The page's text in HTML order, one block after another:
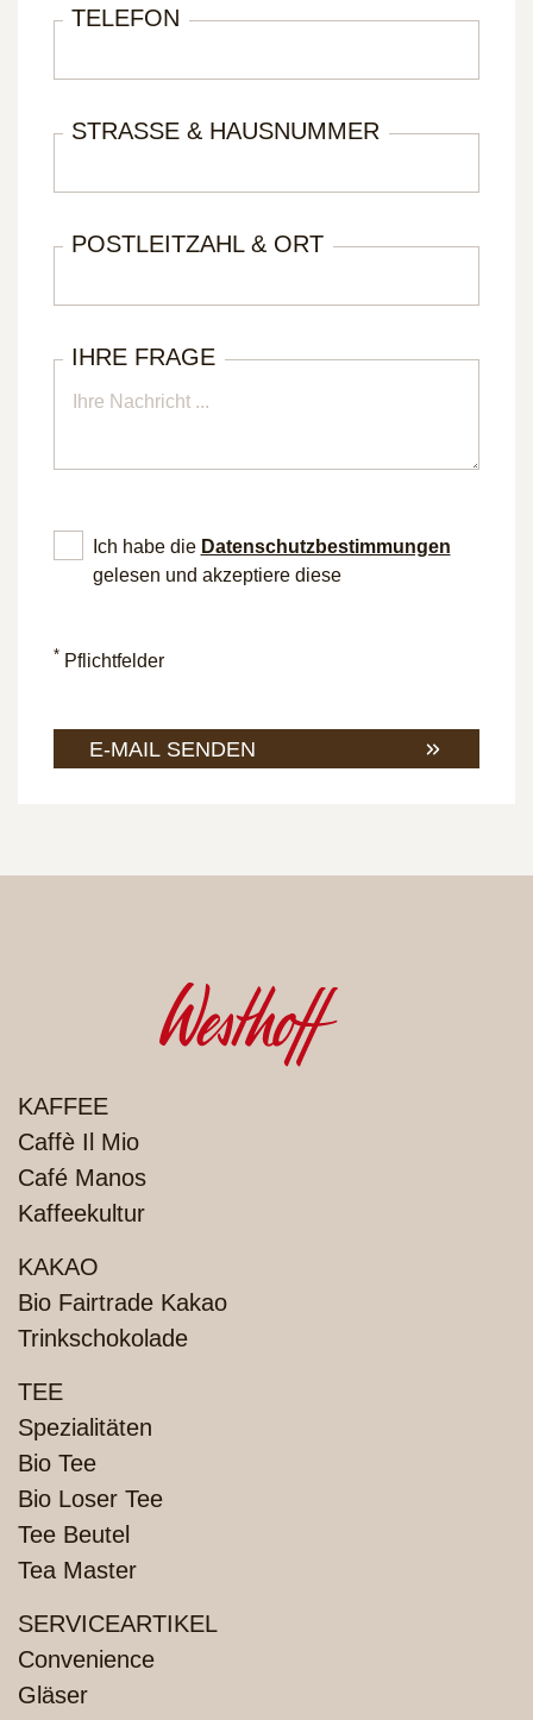
TELEFON
STRASSE & HAUSNUMMER
POSTLEITZAHL & ORT
IHRE FRAGE
Ich habe die Datenschutz­bestimmungen
gelesen und akzeptiere diese
* Pflichtfelder
E-MAIL SENDEN
PRODUKTE
KAFFEE
Caffè Il Mio
Café Manos
Kaffeekultur
KAKAO
Bio Fairtrade Kakao
Trinkschokolade
TEE
Spezialitäten
Bio Tee
Bio Loser Tee
Tee Beutel
Tea Master
SERVICEARTIKEL
Convenience
Gläser